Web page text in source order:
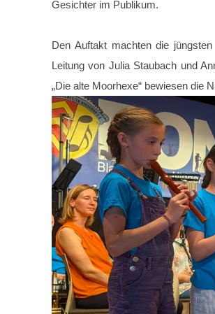
Gesichter im Publikum.
Den Auftakt machten die
Leitung von Julia Staubach und
„Die alte Moorhexe“ bewiesen die